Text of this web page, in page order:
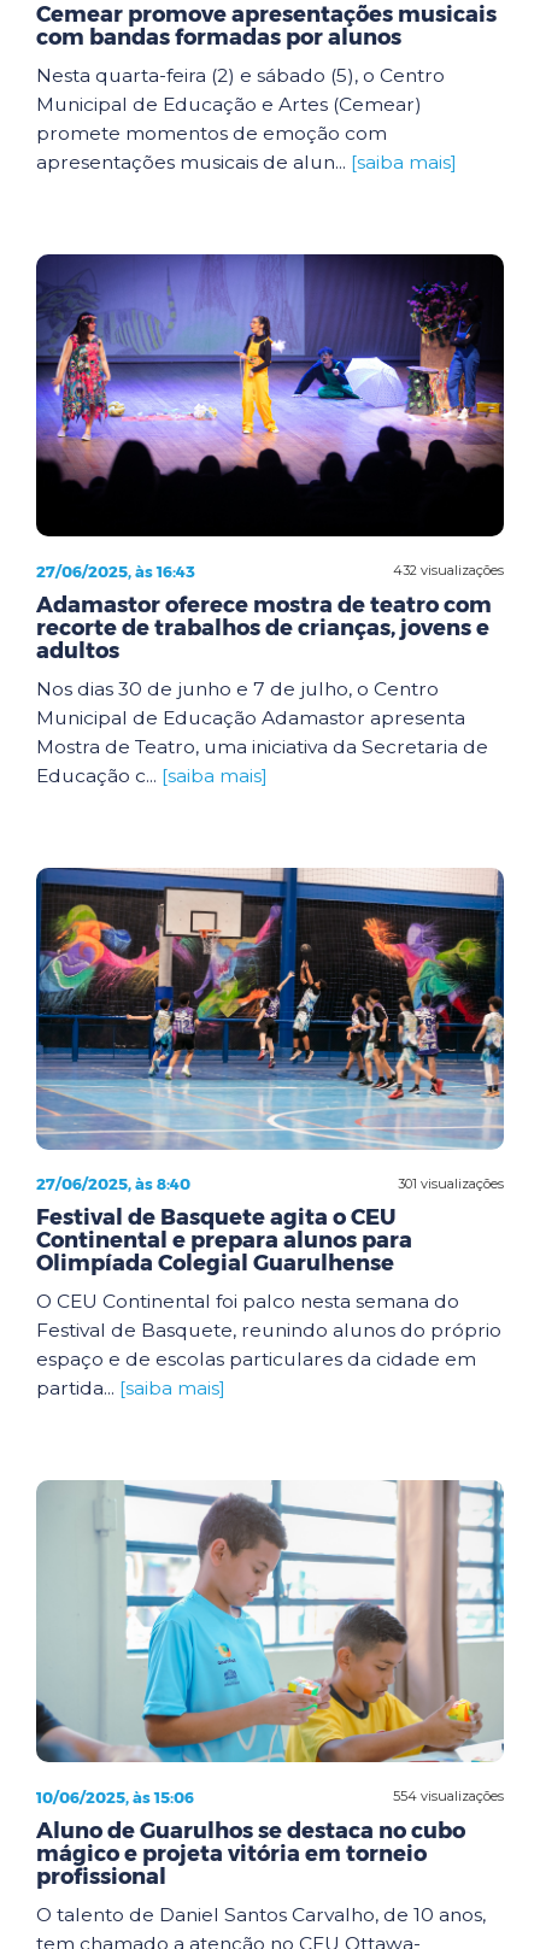
Cemear promove apresentações musicais
com bandas formadas por alunos
Nesta quarta-feira (2) e sábado (5), o Centro
Municipal de Educação e Artes (Cemear)
promete momentos de emoção com
apresentações musicais de alun... [saiba mais]
432 visualizações
27/06/2025, às 16:43
Adamastor oferece mostra de teatro com
recorte de trabalhos de crianças, jovens e
adultos
Nos dias 30 de junho e 7 de julho, o Centro
Municipal de Educação Adamastor apresenta
Mostra de Teatro, uma iniciativa da Secretaria de
Educação c... [saiba mais]
301 visualizações
27/06/2025, às 8:40
Festival de Basquete agita o CEU
Continental e prepara alunos para
Olimpíada Colegial Guarulhense
O CEU Continental foi palco nesta semana do
Festival de Basquete, reunindo alunos do próprio
espaço e de escolas particulares da cidade em
partida... [saiba mais]
554 visualizações
10/06/2025, às 15:06
Aluno de Guarulhos se destaca no cubo
mágico e projeta vitória em torneio
profissional
O talento de Daniel Santos Carvalho, de 10 anos,
tem chamado a atenção no CEU Ottawa-